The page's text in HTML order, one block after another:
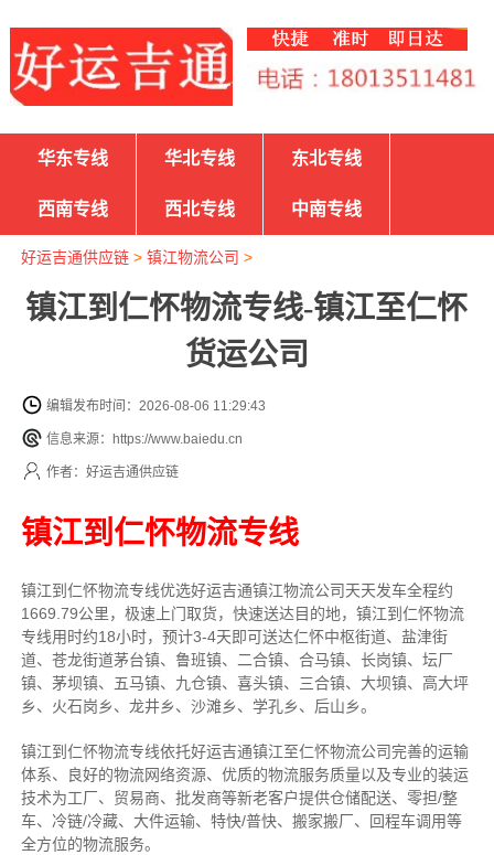
华东专线 华北专线 东北专线
西南专线 西北专线 中南专线
好运吉通供应链> 镇江物流公司 >
镇江到仁怀物流专线-镇江至仁怀
货运公司
编辑发布时间：2026-08-06 11:29:43
信息来源：https://www.baiedu.cn
作者：好运吉通供应链
镇江到仁怀物流专线
镇江到仁怀物流专线优选好运吉通镇江物流公司天天发车全程约
1669.79公里， 极速上门取货，快速送达目的地，镇江到仁怀物流
专线用时约18小时，预计3-4天即可送达仁怀中枢街道、盐津街
道、苍龙街道茅台镇、鲁班镇、二合镇、合马镇、长岗镇、坛厂
镇、茅坝镇、五马镇、九仓镇、喜头镇、三合镇、大坝镇、高大坪
乡、火石岗乡、龙井乡、沙滩乡、学孔乡、后山乡。
镇江到仁怀物流专线依托好运吉通镇江至仁怀物流公司完善的运输
体系、良好的物流网络资源、优质的物流服务质量以及专业的装运
技术为工厂、贸易商、批发商等新老客户提供仓储配送、零担/整
车、冷链/冷藏、大件运输、特快/普快、搬家搬厂、回程车调用等
全方位的物流服务。